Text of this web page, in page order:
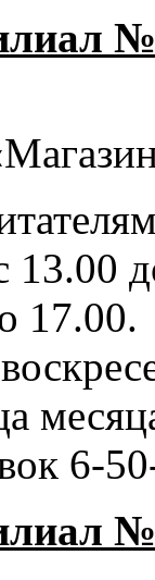
13.00
17.00.
6-